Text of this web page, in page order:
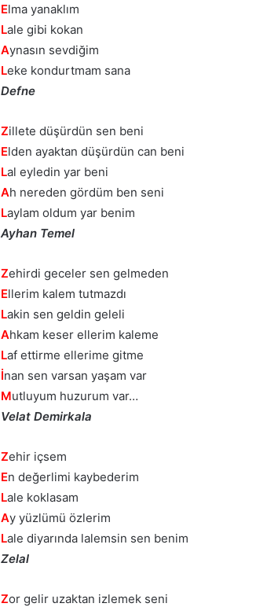
Elma yanaklım
Lale gibi kokan
Aynasın sevdiğim
Leke kondurtmam sana
Defne
Zillete düşürdün sen beni
Elden ayaktan düşürdün can beni
Lal eyledin yar beni
Ah nereden gördüm ben seni
Laylam oldum yar benim
Ayhan Temel
Zehirdi geceler sen gelmeden
Ellerim kalem tutmazdı
Lakin sen geldin geleli
Ahkam keser ellerim kaleme
Laf ettirme ellerime gitme
İnan sen varsan yaşam var
Mutluyum huzurum var…
Velat Demirkala
Zehir içsem
En değerlimi kaybederim
Lale koklasam
Ay yüzlümü özlerim
Lale diyarında lalemsin sen benim
Zelal
Zor gelir uzaktan izlemek seni